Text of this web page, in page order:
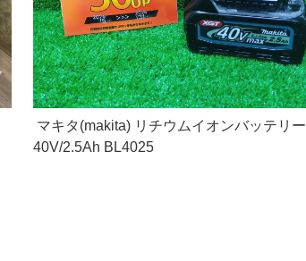
マキタ(makita) リチウムイオンバッテリー
40V/2.5Ah BL4025